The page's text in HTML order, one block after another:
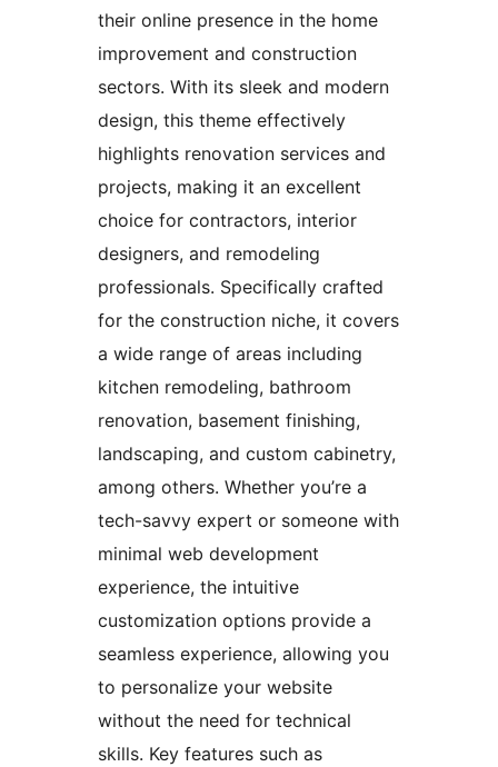
their online presence in the home
improvement and construction
sectors. With its sleek and modern
design, this theme effectively
highlights renovation services and
projects, making it an excellent
choice for contractors, interior
designers, and remodeling
professionals. Specifically crafted
for the construction niche, it covers
a wide range of areas including
kitchen remodeling, bathroom
renovation, basement finishing,
landscaping, and custom cabinetry,
among others. Whether you’re a
tech-savvy expert or someone with
minimal web development
experience, the intuitive
customization options provide a
seamless experience, allowing you
to personalize your website
without the need for technical
skills. Key features such as